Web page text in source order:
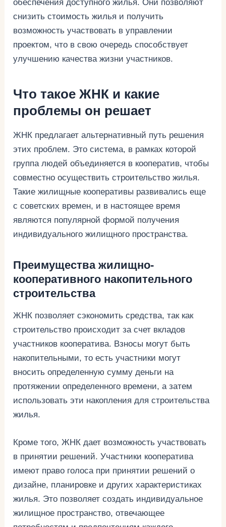
обеспечения доступного жилья. Они позволяют
снизить стоимость жилья и получить
возможность участвовать в управлении
проектом, что в свою очередь способствует
улучшению качества жизни участников.
Что такое ЖНК и какие
проблемы он решает
ЖНК предлагает альтернативный путь решения
этих проблем. Это система, в рамках которой
группа людей объединяется в кооператив, чтобы
совместно осуществить строительство жилья.
Такие жилищные кооперативы развивались еще
с советских времен, и в настоящее время
являются популярной формой получения
индивидуального жилищного пространства.
Преимущества жилищно-
кооперативного накопительного
строительства
ЖНК позволяет сэкономить средства, так как
строительство происходит за счет вкладов
участников кооператива. Взносы могут быть
накопительными, то есть участники могут
вносить определенную сумму деньги на
протяжении определенного времени, а затем
использовать эти накопления для строительства
жилья.
Кроме того, ЖНК дает возможность участвовать
в принятии решений. Участники кооператива
имеют право голоса при принятии решений о
дизайне, планировке и других характеристиках
жилья. Это позволяет создать индивидуальное
жилищное пространство, отвечающее